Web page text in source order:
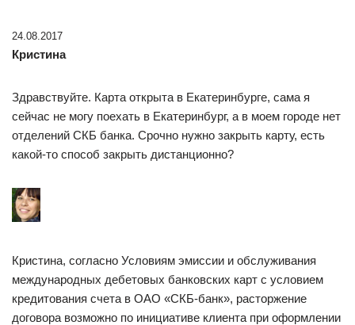
24.08.2017
Кристина
Здравствуйте. Карта открыта в Екатеринбурге, сама я
сейчас не могу поехать в Екатеринбург, а в моем городе нет
отделений СКБ банка. Срочно нужно закрыть карту, есть
какой-то способ закрыть дистанционно?
Кристина, согласно Условиям эмиссии и обслуживания
международных дебетовых банковских карт с условием
кредитования счета в ОАО «СКБ-банк», расторжение
договора возможно по инициативе клиента при оформлении